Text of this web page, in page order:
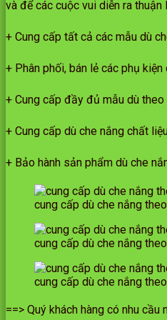
và để các cuộc vui diễn ra
+ Cung cấp tất cả các mẫu dù
+ Phân phối, bán lẻ các phụ
+ Cung cấp đầy đủ mẫu dù
+ Cung cấp dù che nắng chất
+ Bảo hành sản phẩm dù che
cung cấp dù che nắng
cung cấp dù che nắng
cung cấp dù che nắng
==> Quý khách hàng có nhu cầu